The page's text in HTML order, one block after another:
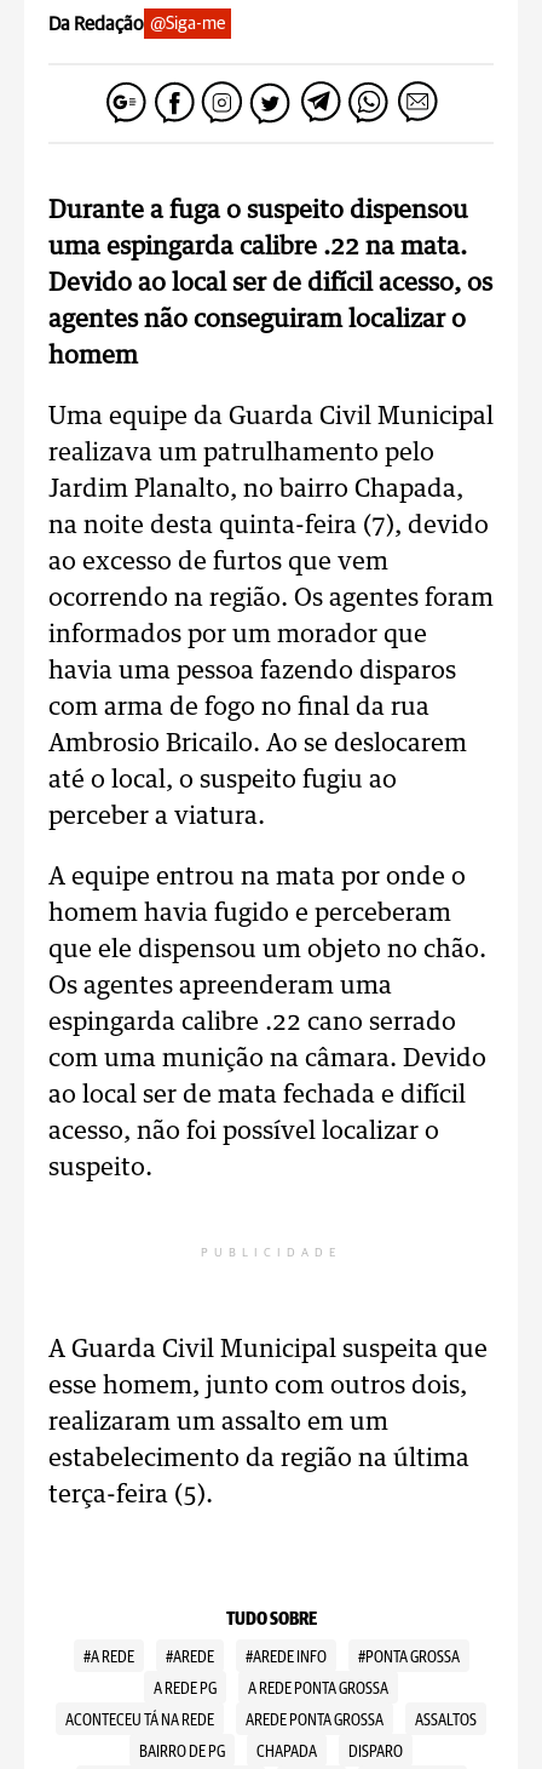
Da Redação @Siga-me
Durante a fuga o suspeito dispensou
uma espingarda calibre .22 na mata.
Devido ao local ser de difícil acesso, os
agentes não conseguiram localizar o
homem
Uma equipe da Guarda Civil Municipal
realizava um patrulhamento pelo
Jardim Planalto, no bairro Chapada,
na noite desta quinta-feira (7), devido
ao excesso de furtos que vem
ocorrendo na região. Os agentes foram
informados por um morador que
havia uma pessoa fazendo disparos
com arma de fogo no final da rua
Ambrosio Bricailo. Ao se deslocarem
até o local, o suspeito fugiu ao
perceber a viatura.
A equipe entrou na mata por onde o
homem havia fugido e perceberam
que ele dispensou um objeto no chão.
Os agentes apreenderam uma
espingarda calibre .22 cano serrado
com uma munição na câmara. Devido
ao local ser de mata fechada e difícil
acesso, não foi possível localizar o
suspeito.
PUBLICIDADE
A Guarda Civil Municipal suspeita que
esse homem, junto com outros dois,
realizaram um assalto em um
estabelecimento da região na última
terça-feira (5).
TUDO SOBRE
#A REDE #AREDE #AREDE INFO
#PONTA GROSSA
A REDE PG
A REDE PONTA GROSSA
ACONTECEU TÁ NA REDE
AREDE PONTA GROSSA
ASSALTOS
BAIRRO DE PG
CHAPADA
DISPARO